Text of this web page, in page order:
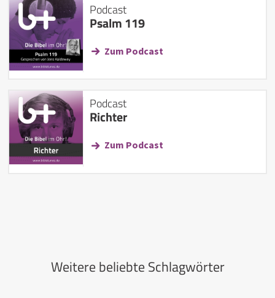
Podcast
Psalm 119
Zum Podcast
Podcast
Richter
Zum Podcast
Weitere beliebte Schlagwörter